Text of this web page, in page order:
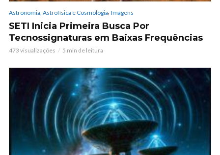
Astronomia, Astrofísica e Cosmologia, Imagens
SETI Inicia Primeira Busca Por
Tecnossignaturas em Baixas Frequências
473 visualizações 5 min de leitura